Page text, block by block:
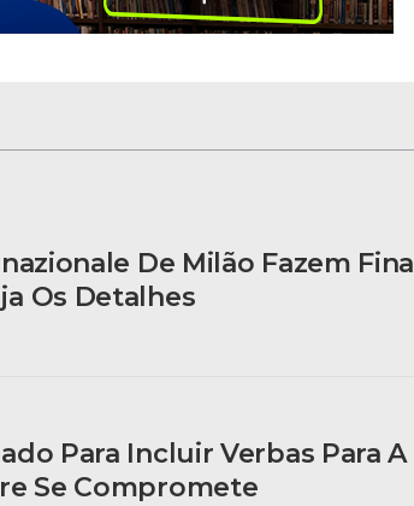
De Milão Fazem Final
Os Detalhes
Para Incluir Verbas Para A
Se Compromete